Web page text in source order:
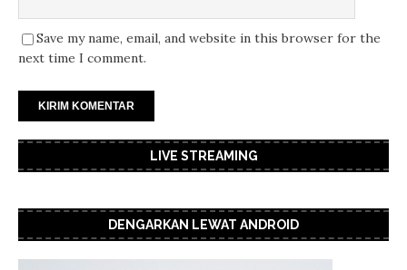
Save my name, email, and website in this browser for the
next time I comment.
LIVE STREAMING
DENGARKAN LEWAT ANDROID